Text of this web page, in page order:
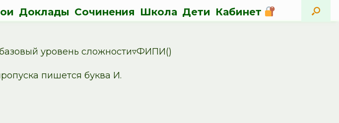
Доклады Сочинения Школа Дети Кабинет
уровень сложности▿ФИПИ()
пишется буква И.